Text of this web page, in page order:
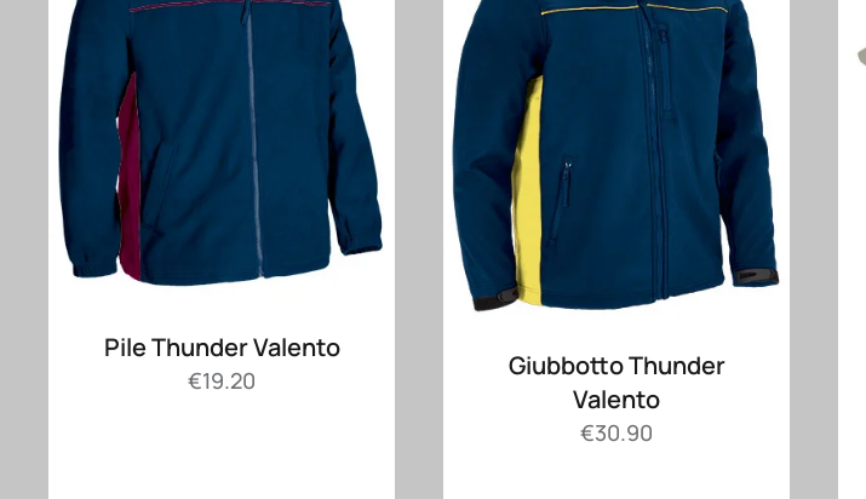
Pile Thunder Valento
€19.20
Giubbotto Thunder
Valento
€30.90